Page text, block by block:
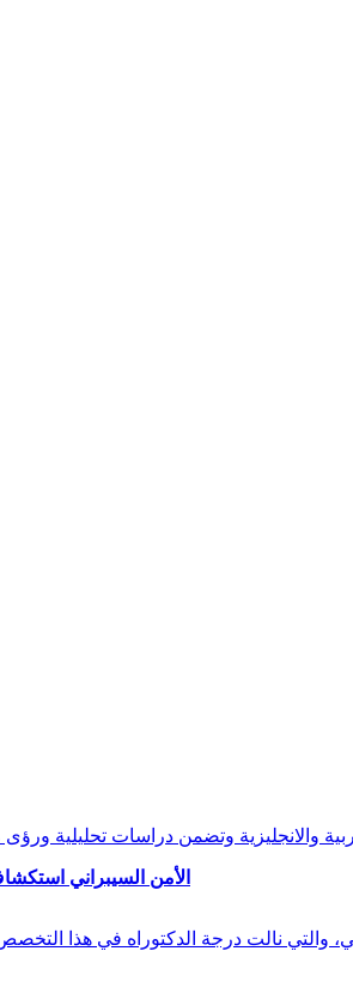
الأمن السيبراني
والتي نالت درجة الدكتوراه في هذا